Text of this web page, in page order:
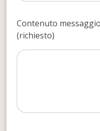
Contenuto
(richiesto)